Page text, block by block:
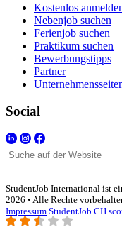
Kostenlos
Nebenjob suchen
Ferienjob suchen
Praktikum suchen
Bewerbungstipps
Partner
Social
StudentJob International ist
2026 • Alle Rechte
Impressum StudentJob CH